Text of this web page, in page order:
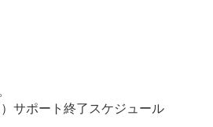
サポート終了スケジュール